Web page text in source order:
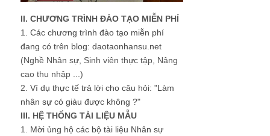
II. CHƯƠNG TRÌNH ĐÀO TẠO MIỄN PHÍ
1. Các chương trình đào tạo miễn phí
đang có trên blog: daotaonhansu.net
(Nghề Nhân sự, Sinh viên thực tập, Nâng
cao thu nhập ...)
2. Ví dụ thực tế trả lời cho câu hỏi: "Làm
nhân sự có giàu được không ?"
III. HỆ THỐNG TÀI LIỆU MẪU
1. Mời ủng hộ các bộ tài liệu Nhân sự